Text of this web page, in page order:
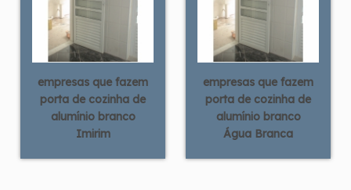
empresas que fazem
porta de cozinha de
alumínio branco
Imirim
empresas que fazem
porta de cozinha de
alumínio branco
Água Branca